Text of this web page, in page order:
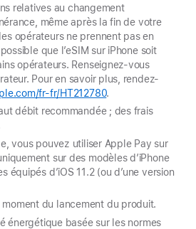
relatives au changement
même après la fin de votre
opérateurs ne prennent pas en
que l’eSIM sur iPhone soit
opérateurs. Renseignez‑vous
Pour en savoir plus, rendez-
fr-fr/HT212780.
débit recommandée ; des frais
vous pouvez utiliser Apple Pay sur
sur des modèles d’iPhone
équipés d’iOS 11.2 (ou d’une version
moment du lancement du produit.
énergétique basée sur les normes